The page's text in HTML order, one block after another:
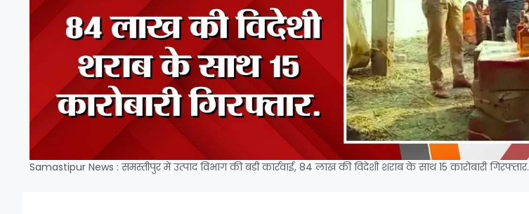
Samastipur News : समस्तीपुर में उत्पाद विभाग की बड़ी कार्रवाई, 84 लाख की विदेशी शराब के साथ 15 कारोबारी गिरफ्तार.